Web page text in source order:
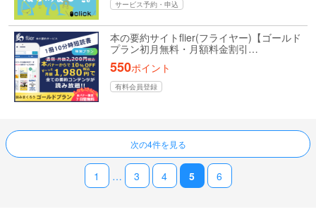
サービス予約・申込
本の要約サイトflier(フライヤー)【ゴールド
プラン初月無料・月額料金割引…
550ポイント
有料会員登録
ページ送り
次の4件を見る
1 … 3 4 5 6